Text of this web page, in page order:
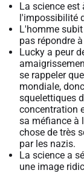
La science est
l'impossibilité
L'homme
pas répondre
Lucky a peur
se rappeler
mondiale,
squelettiques
concentration
sa méfiance à
chose de très
par les nazis.
La science a
une image